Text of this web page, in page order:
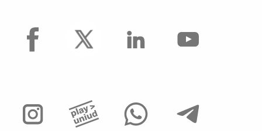
facebook